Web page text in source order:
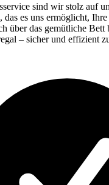
sind wir stolz auf
, das es uns ermöglicht,
über das gemütliche Bett
– sicher und effizient